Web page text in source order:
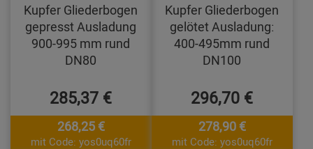
Kupfer Gliederbogen
gepresst Ausladung
900-995 mm rund
DN80
285,37 €
268,25 €
mit Code: yos0uq60fr
Kupfer Gliederbogen
gelötet Ausladung:
400-495mm rund
DN100
296,70 €
278,90 €
mit Code: yos0uq60fr